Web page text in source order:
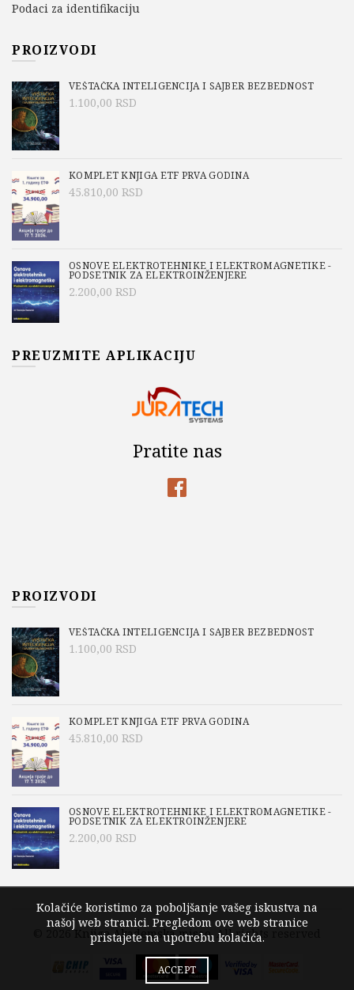
Podaci za identifikaciju
PROIZVODI
VEŠTAČKA INTELIGENCIJA I SAJBER BEZBEDNOST
1.100,00 RSD
KOMPLET KNJIGA ETF PRVA GODINA
45.810,00 RSD
OSNOVE ELEKTROTEHNIKE I ELEKTROMAGNETIKE -
PODSETNIK ZA ELEKTROINŽENJERE
2.200,00 RSD
PREUZMITE APLIKACIJU
Pratite nas
PROIZVODI
VEŠTAČKA INTELIGENCIJA I SAJBER BEZBEDNOST
1.100,00 RSD
KOMPLET KNJIGA ETF PRVA GODINA
45.810,00 RSD
OSNOVE ELEKTROTEHNIKE I ELEKTROMAGNETIKE -
PODSETNIK ZA ELEKTROINŽENJERE
2.200,00 RSD
© 2026 Knjige Akademska misao. All rights reserved
Kolačiće koristimo za poboljšanje vašeg iskustva na
našoj web stranici. Pregledom ove web stranice
pristajete na upotrebu kolačića.
ACCEPT